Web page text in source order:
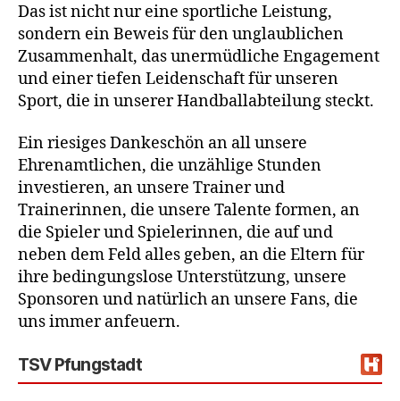
Das ist nicht nur eine sportliche Leistung,
sondern ein Beweis für den unglaublichen
Zusammenhalt, das unermüdliche Engagement
und einer tiefen Leidenschaft für unseren
Sport, die in unserer Handballabteilung steckt.
Ein riesiges Dankeschön an all unsere
Ehrenamtlichen, die unzählige Stunden
investieren, an unsere Trainer und
Trainerinnen, die unsere Talente formen, an
die Spieler und Spielerinnen, die auf und
neben dem Feld alles geben, an die Eltern für
ihre bedingungslose Unterstützung, unsere
Sponsoren und natürlich an unsere Fans, die
uns immer anfeuern.
TSV Pfungstadt